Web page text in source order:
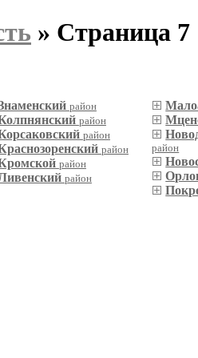
» Страница 7
район
район
район
район
район
район
район